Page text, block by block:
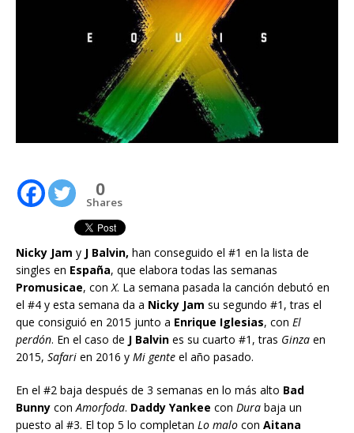
0
Shares
Nicky Jam y J Balvin, han conseguido el #1 en la lista de
singles en España, que elabora todas las semanas
Promusicae, con X. La semana pasada la canción debutó en
el #4 y esta semana da a Nicky Jam su segundo #1, tras el
que consiguió en 2015 junto a Enrique Iglesias, con El
perdón. En el caso de J Balvin es su cuarto #1, tras Ginza en
2015, Safari en 2016 y Mi gente el año pasado.
En el #2 baja después de 3 semanas en lo más alto Bad
Bunny con Amorfoda. Daddy Yankee con Dura baja un
puesto al #3. El top 5 lo completan Lo malo con Aitana